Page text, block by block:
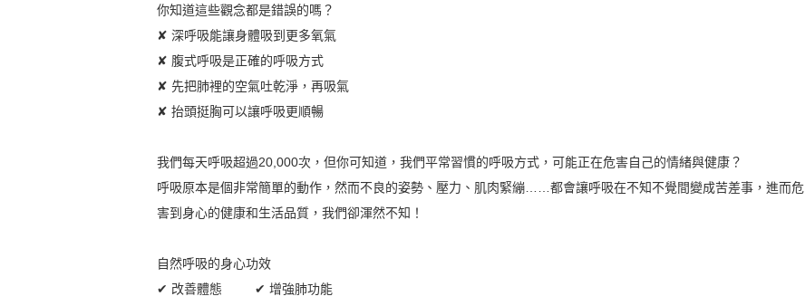
你知道這些觀念都是錯誤的嗎？
✘ 深呼吸能讓身體吸到更多氧氣
✘ 腹式呼吸是正確的呼吸方式
✘ 先把肺裡的空氣吐乾淨，再吸氣
✘ 抬頭挺胸可以讓呼吸更順暢
我們每天呼吸超過20,000次，但你可知道，我們平常習慣的呼吸方式，可能正在危害自己的情緒與健康？
呼吸原本是個非常簡單的動作，然而不良的姿勢、壓力、肌肉緊繃……都會讓呼吸在不知不覺間變成苦差事，進而危
害到身心的健康和生活品質，我們卻渾然不知！
自然呼吸的身心功效
✔ 改善體態 ✔ 增強肺功能